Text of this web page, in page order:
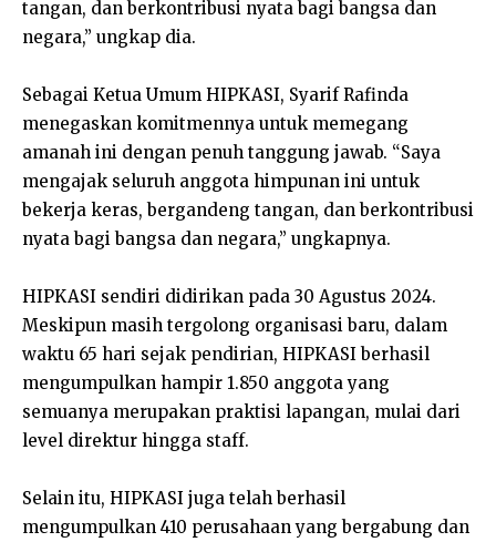
tangan, dan berkontribusi nyata bagi bangsa dan
negara,” ungkap dia.
Sebagai Ketua Umum HIPKASI, Syarif Rafinda
menegaskan komitmennya untuk memegang
amanah ini dengan penuh tanggung jawab. “Saya
mengajak seluruh anggota himpunan ini untuk
bekerja keras, bergandeng tangan, dan berkontribusi
nyata bagi bangsa dan negara,” ungkapnya.
HIPKASI sendiri didirikan pada 30 Agustus 2024.
Meskipun masih tergolong organisasi baru, dalam
waktu 65 hari sejak pendirian, HIPKASI berhasil
mengumpulkan hampir 1.850 anggota yang
semuanya merupakan praktisi lapangan, mulai dari
level direktur hingga staff.
Selain itu, HIPKASI juga telah berhasil
mengumpulkan 410 perusahaan yang bergabung dan